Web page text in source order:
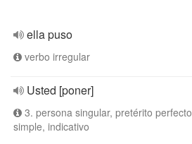
ella puso
verbo irregular
Usted [poner]
3. persona singular, pretérito perfecto
simple, indicativo